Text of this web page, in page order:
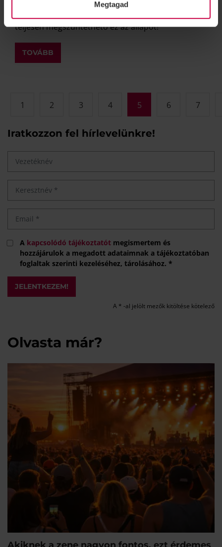
Megtagad
körültekintéssel, rendszeres hallásvizsgálattal és -
teljesen megszüntethető ez az állapot!
TOVÁBB
1 2 3 4 5 6 7
Iratkozzon fel hírlevelünkre!
A kapcsolódó tájékoztatót megismertem és
hozzájárulok a megadott adataimnak a tájékoztatóban
foglaltak szerinti kezeléséhez, tárolásához. *
JELENTKEZEM!
A * -al jelölt mezők kitöltése kötelező
Olvasta már?